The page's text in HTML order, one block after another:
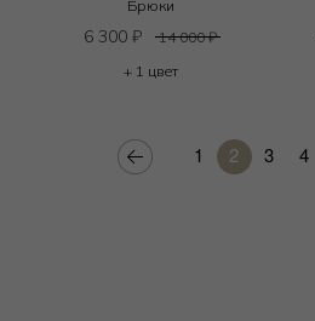
Брюки
6 300 ₽ 14 000₽
+ 1 цвет
1 2 3 4